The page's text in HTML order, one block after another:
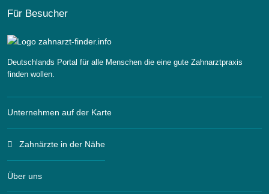
Für Besucher
Deutschlands Portal für alle Menschen die eine gute Zahnarztpraxis
finden wollen.
Unternehmen auf der Karte
Zahnärzte in der Nähe
Über uns